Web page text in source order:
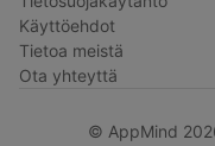
Käyttöehdot
Tietoa meistä
Ota yhteyttä
© AppMind